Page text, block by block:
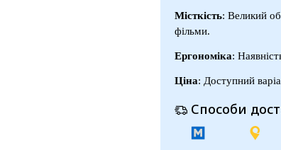
Місткість: Великий
фільми.
Ергономіка:
Ціна: Доступний
Способи